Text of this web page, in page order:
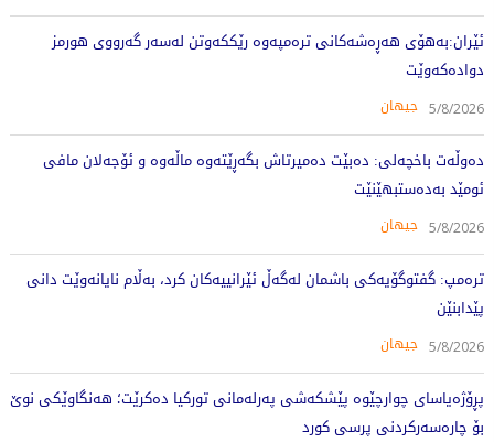
ئێران:بەهۆی هەڕەشەکانی ترەمپەوە رێککەوتن لەسەر گەرووی هورمز
دوادەکەوێت
5/8/2026 جیهان
دەوڵەت باخچەلی: دەبێت دەمیرتاش بگەڕێتەوە ماڵەوە و ئۆجەلان مافی
ئومێد بەدەستبهێنێت
5/8/2026 جیهان
ترەمپ: گفتوگۆیەکی باشمان لەگەڵ ئێرانییەکان کرد، بەڵام نایانەوێت دانی
پێدابنێن
5/8/2026 جیهان
پڕۆژەیاسای چوارچێوە پێشکەشی پەرلەمانی تورکیا دەکرێت؛ هەنگاوێکی نوێ
بۆ چارەسەرکردنی پرسی کورد